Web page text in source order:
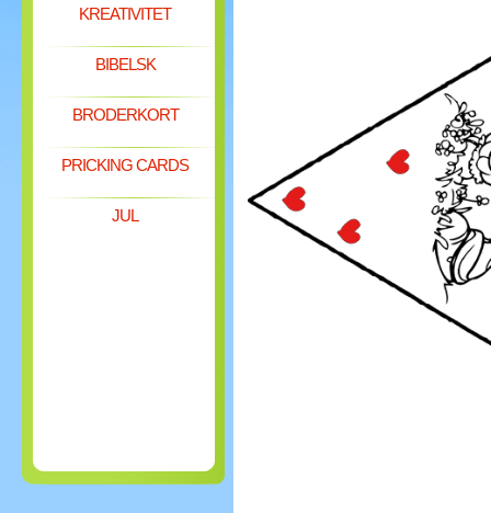
KREATIVITET
BIBELSK
BRODERKORT
PRICKING CARDS
JUL